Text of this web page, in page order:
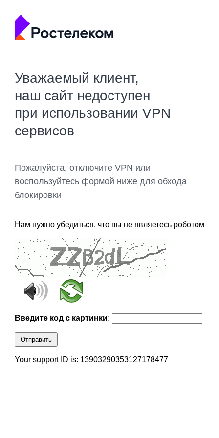
Уважаемый клиент,
наш сайт недоступен
при использовании VPN
сервисов
Пожалуйста, отключите VPN или
воспользуйтесь формой ниже для обхода
блокировки
Нам нужно убедиться, что вы не являетесь роботом
Введите код с картинки:
Отправить
Your support ID is: 13903290353127178477